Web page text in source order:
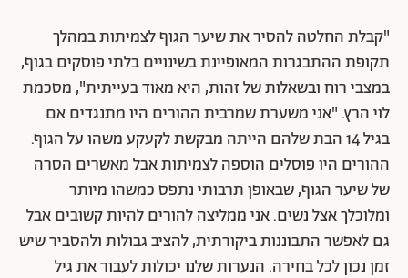
"קבלת החלטה להסיר את שיער הגוף לצמיתות במהלך
תקופת ההתבגרות המאופיינת בשינויים בלתי פוסקים בגוף,
במצבי רוח ובשאלות של זהות, היא מאוד בעייתית", מסכמת
לוי הרץ. "אני משערת שמרבית ההורים היו מתנגדים אם
בגיל 14 הבת שלהם הייתה מבקשת לקעקע משהו על הגוף.
ההורים היו פוסלים הוספה לצמיתות אבל מאשרים הסרה
של שיער הגוף, שבאופן תרבותי נתפס כמשהו מיותר
ומלוכלך אצל נשים. אני ממליצה להורים להיות קשובים אבל
גם לאפשר התבוננות ביקורתית, להציב גבולות ולהסביר שיש
זמן נכון לכל בחירה. הנערות שלנו יכולות לעבור את גיל